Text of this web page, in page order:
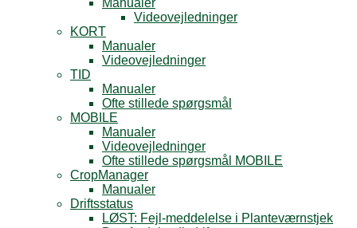
Manualer
Videovejledninger
KORT
Manualer
Videovejledninger
TID
Manualer
Ofte stillede spørgsmål
MOBILE
Manualer
Videovejledninger
Ofte stillede spørgsmål MOBILE
CropManager
Manualer
Driftsstatus
LØST: Fejl-meddelelse i Planteværnstjek